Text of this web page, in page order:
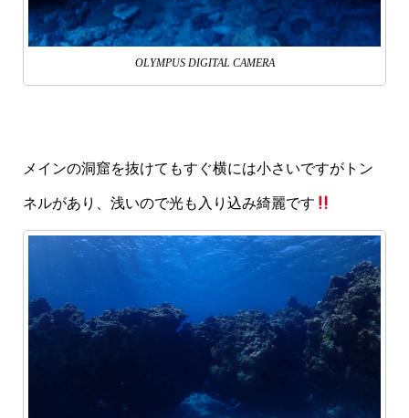
OLYMPUS DIGITAL CAMERA
メインの洞窟を抜けてもすぐ横には小さいですがトン
ネルがあり、浅いので光も入り込み綺麗です